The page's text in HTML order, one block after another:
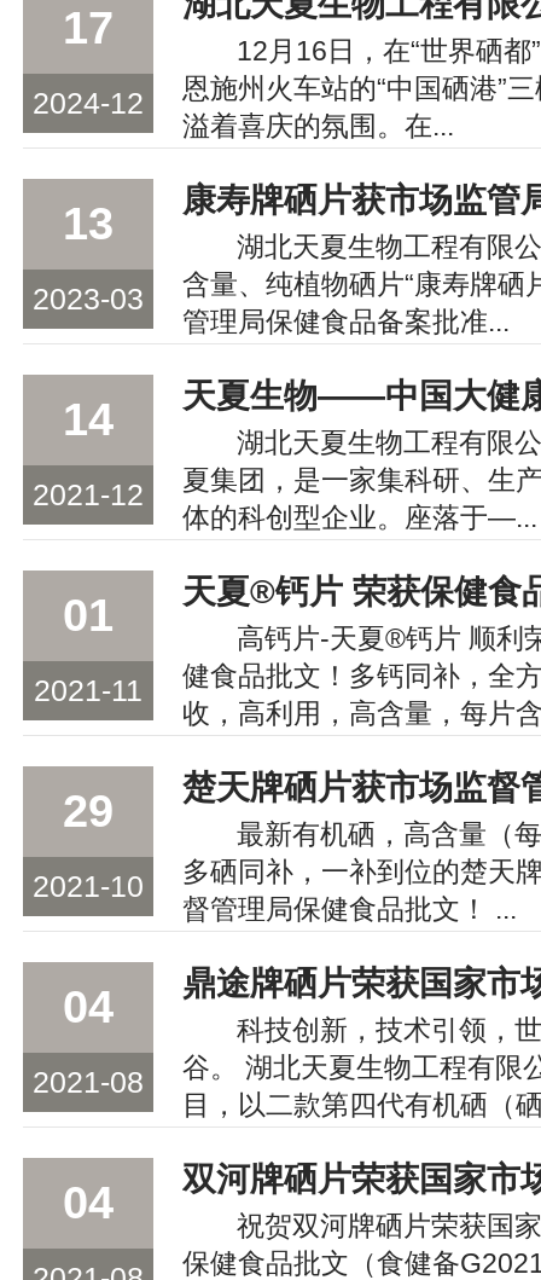
17
2024-12
12月16日，在“世界硒都
恩施州火车站的“中国硒港”
溢着喜庆的氛围。在...
13
2023-03
湖北天夏生物工程有限
含量、纯植物硒片“康寿牌硒
管理局保健食品备案批准...
14
2021-12
湖北天夏生物工程有限
夏集团，是一家集科研、生
体的科创型企业。座落于—...
01
2021-11
天夏®钙片 荣获保健食
高钙片-天夏®钙片 顺利
健食品批文！多钙同补，全
收，高利用，高含量，每片
29
2021-10
最新有机硒，高含量（
多硒同补，一补到位的楚天
督管理局保健食品批文！ ...
04
2021-08
科技创新，技术引领，
谷。 湖北天夏生物工程有限
目，以二款第四代有机硒（
04
祝贺双河牌硒片荣获国
保健食品批文（食健备